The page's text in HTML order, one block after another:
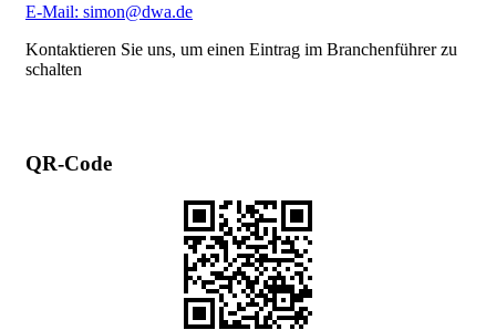
E-Mail: simon@dwa.de
Kontaktieren Sie uns, um einen Eintrag im Branchenführer zu
schalten
QR-Code